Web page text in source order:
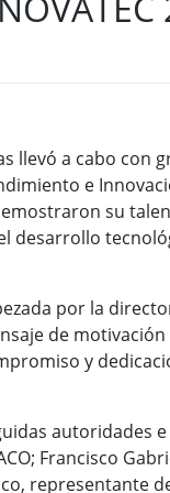
llevó a cabo con
e
su
desarrollo
por la
de motivación
y
autoridades
Francisco
representante